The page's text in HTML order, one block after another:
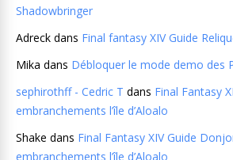
Shadowbringer
Adreck dans Final fantasy XIV Guide
Mika dans Débloquer le mode demo des
sephirothff - Cedric T dans Final Fantasy
embranchements l’île d’Aloalo
Shake dans Final Fantasy XIV Guide
embranchements l’île d’Aloalo